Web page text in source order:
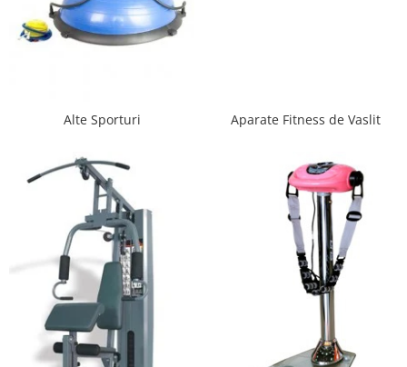
Genti mamici
Umbrele carucioare
Scaune auto 15 kg +
Inaltatoare auto copii
Scaune auto ISOFIX
Accesorii scaune auto
Scaune de masa
Camera copilului
Patuturi din lemn
Patuturi lemn pana la 120 x 60 cm
Alte Sporturi Aparate Fitness de Vaslit